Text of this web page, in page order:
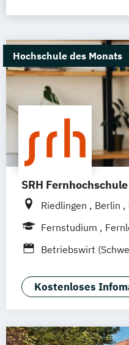
Hochschule des Monats
SRH
Riedlingen Berlin
Hamburg
Mannheim
Frankfurt am Main
Fernstudium
Betriebswirt
Betriebswirtschaft
Kostenloses